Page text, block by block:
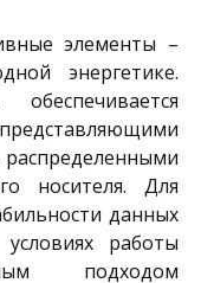
элементы –
энергетике.
носителя. Для
данных
работы
подходом